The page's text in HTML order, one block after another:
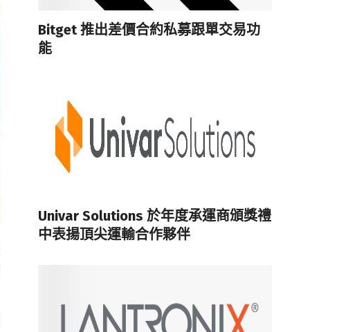
Bitget 推出差價合約私募跟單交易功
能
Univar Solutions 於年度承運商頒獎禮
中表揚頂尖運輸合作夥伴